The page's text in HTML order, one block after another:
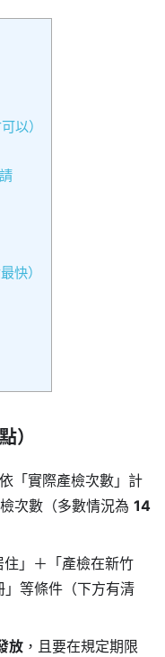
以）
快）
）
依「實際產檢次數」計
次數（多數情況為 14
」＋「產檢在新竹
等條件（下方有清
放 ，且要在規定期限